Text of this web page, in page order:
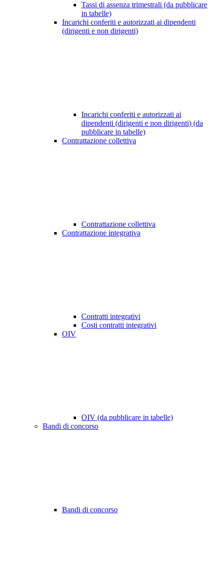
Tassi di assenza trimestrali (da pubblicare
in tabelle)
Incarichi conferiti e autorizzati ai dipendenti
(dirigenti e non dirigenti)
Incarichi conferiti e autorizzati ai
dipendenti (dirigenti e non dirigenti) (da
pubblicare in tabelle)
Contrattazione collettiva
Contrattazione collettiva
Contrattazione integrativa
Contratti integrativi
Costi contratti integrativi
OIV
OIV (da pubblicare in tabelle)
Bandi di concorso
Bandi di concorso